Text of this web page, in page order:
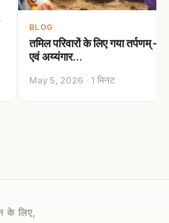
BLOG
तमिल परिवारों के लिए गया तर्पणम् —
एवं अय्यंगार…
May 5, 2026 · 1 मिनट
के लिए,